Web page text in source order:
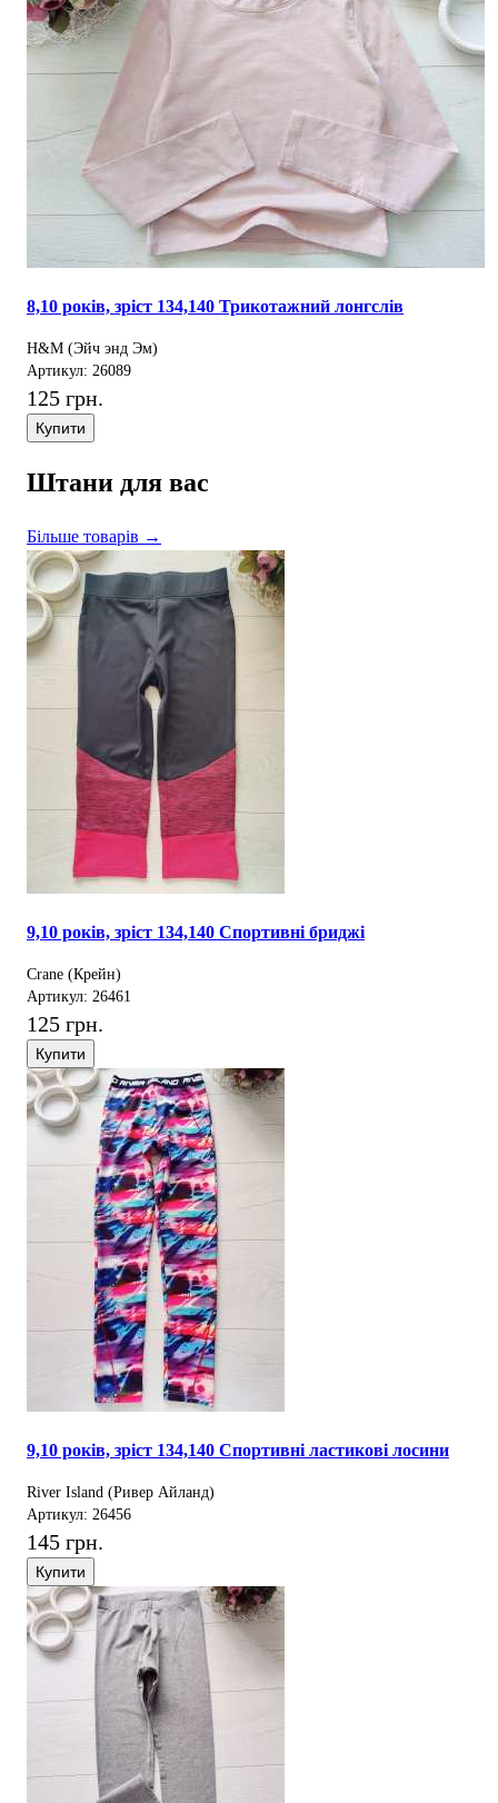
8,10 років, зріст 134,140 Трикотажний лонгслів
H&M (Эйч энд Эм)
Артикул: 26089
125 грн.
Купити
Штани для вас
Більше товарів →
9,10 років, зріст 134,140 Спортивні бриджі
Crane (Крейн)
Артикул: 26461
125 грн.
Купити
9,10 років, зріст 134,140 Спортивні ластикові лосини
River Island (Ривер Айланд)
Артикул: 26456
145 грн.
Купити